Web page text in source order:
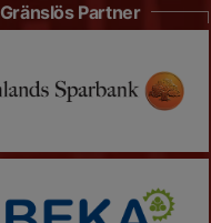
Gränslös Partner